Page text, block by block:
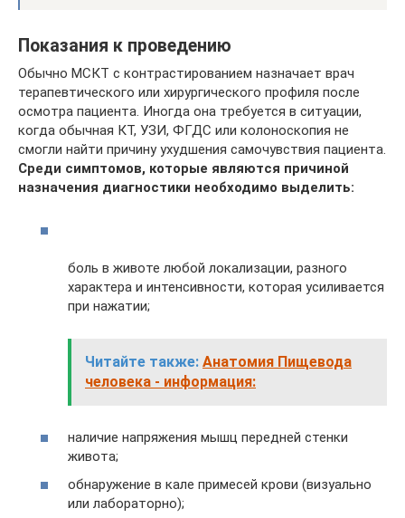
Показания к проведению
Обычно МСКТ с контрастированием назначает врач
терапевтического или хирургического профиля после
осмотра пациента. Иногда она требуется в ситуации,
когда обычная КТ, УЗИ, ФГДС или колоноскопия не
смогли найти причину ухудшения самочувствия пациента.
Среди симптомов, которые являются причиной
назначения диагностики необходимо выделить:
боль в животе любой локализации, разного
характера и интенсивности, которая усиливается
при нажатии;
Читайте также: Анатомия Пищевода
человека - информация:
наличие напряжения мышц передней стенки
живота;
обнаружение в кале примесей крови (визуально
или лабораторно);